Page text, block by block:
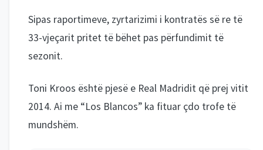
Sipas raportimeve, zyrtarizimi i kontratës së re të
33-vjeçarit pritet të bëhet pas përfundimit të
sezonit.
Toni Kroos është pjesë e Real Madridit që prej vitit
2014. Ai me “Los Blancos” ka fituar çdo trofe të
mundshëm.